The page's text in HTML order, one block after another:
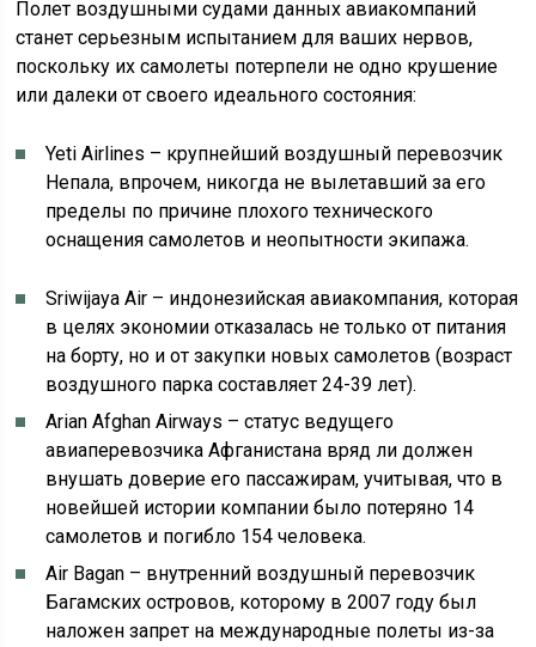
Полет воздушными судами данных авиакомпаний
станет серьезным испытанием для ваших нервов,
поскольку их самолеты потерпели не одно крушение
или далеки от своего идеального состояния:
Yeti Airlines – крупнейший воздушный перевозчик
Непала, впрочем, никогда не вылетавший за его
пределы по причине плохого технического
оснащения самолетов и неопытности экипажа.
Sriwijaya Air – индонезийская авиакомпания, которая
в целях экономии отказалась не только от питания
на борту, но и от закупки новых самолетов (возраст
воздушного парка составляет 24-39 лет).
Arian Afghan Airways – статус ведущего
авиаперевозчика Афганистана вряд ли должен
внушать доверие его пассажирам, учитывая, что в
новейшей истории компании было потеряно 14
самолетов и погибло 154 человека.
Air Bagan – внутренний воздушный перевозчик
Багамских островов, которому в 2007 году был
наложен запрет на международные полеты из-за